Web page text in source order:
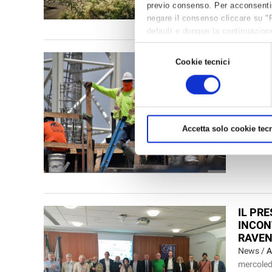
previo consenso. Per
negare il consenso cliccare su
default e dunque la
per avere maggiori
consenso
Cookie tecnici
Accetta solo cookie
venerdì
Con
la
IL
News /